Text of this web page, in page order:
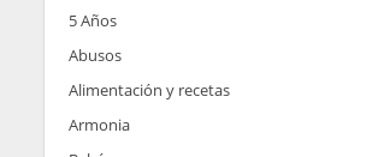
5 Años
Abusos
Alimentación y recetas
Armonia